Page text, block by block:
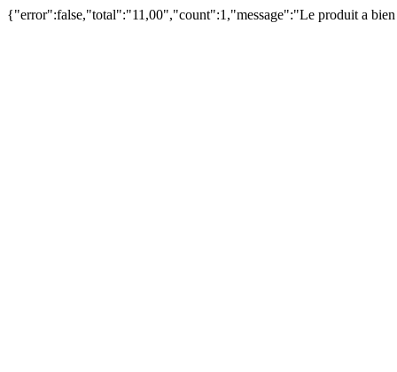
{"error":false,"total":"11,00","count":1,"message":"Le produit a